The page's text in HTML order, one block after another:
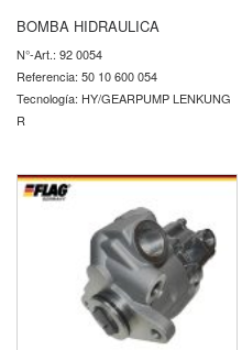
BOMBA HIDRAULICA
N°-Art.: 92 0054
Referencia: 50 10 600 054
Tecnología: HY/GEARPUMP LENKUNG
R